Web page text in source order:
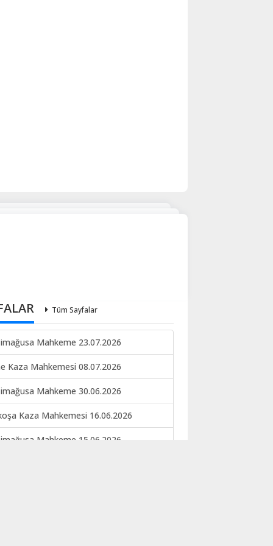
Tüm Sayfalar
Mahkeme 23.07.2026
Kaza Mahkemesi 08.07.2026
Mahkeme 30.06.2026
Kaza Mahkemesi 16.06.2026
Mahkeme 15.06.2026